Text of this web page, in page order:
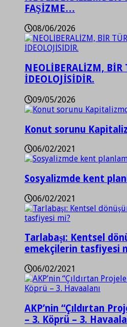
FAŞİZME…
08/06/2026
NEOLİBERALİZM, BİR
İDEOLOJİSİDİR.
09/05/2026
Konut sorunu
06/02/2021
Sosyalizmde kent
06/02/2021
Tarlabaşı: Kentsel
emekçilerin tasfiyesi
06/02/2021
AKP’nin “Çıldırtan
– 3. Köprü – 3.